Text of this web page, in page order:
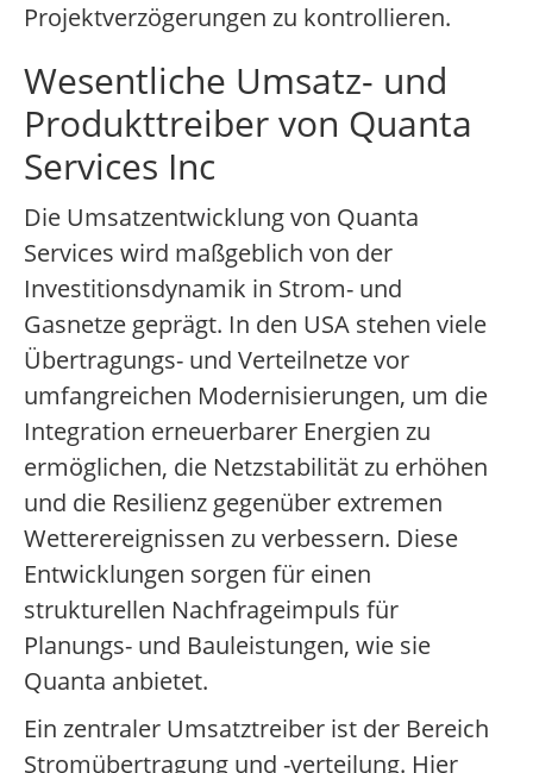
Projektverzögerungen zu kontrollieren.
Wesentliche Umsatz- und
Produkttreiber von Quanta
Services Inc
Die Umsatzentwicklung von Quanta
Services wird maßgeblich von der
Investitionsdynamik in Strom- und
Gasnetze geprägt. In den USA stehen viele
Übertragungs- und Verteilnetze vor
umfangreichen Modernisierungen, um die
Integration erneuerbarer Energien zu
ermöglichen, die Netzstabilität zu erhöhen
und die Resilienz gegenüber extremen
Wetterereignissen zu verbessern. Diese
Entwicklungen sorgen für einen
strukturellen Nachfrageimpuls für
Planungs- und Bauleistungen, wie sie
Quanta anbietet.
Ein zentraler Umsatztreiber ist der Bereich
Stromübertragung und -verteilung. Hier